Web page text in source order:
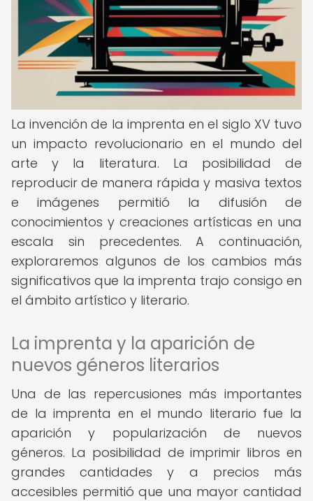
La invención de la imprenta en el siglo XV tuvo
un impacto revolucionario en el mundo del
arte y la literatura. La posibilidad de
reproducir de manera rápida y masiva textos
e imágenes permitió la difusión de
conocimientos y creaciones artísticas en una
escala sin precedentes. A continuación,
exploraremos algunos de los cambios más
significativos que la imprenta trajo consigo en
el ámbito artístico y literario.
La imprenta y la aparición de
nuevos géneros literarios
Una de las repercusiones más importantes
de la imprenta en el mundo literario fue la
aparición y popularización de nuevos
géneros. La posibilidad de imprimir libros en
grandes cantidades y a precios más
accesibles permitió que una mayor cantidad